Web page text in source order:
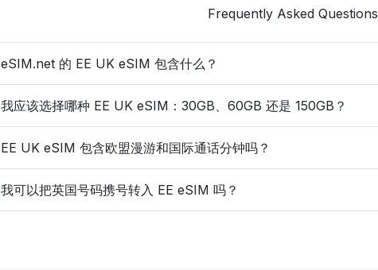
Frequently Asked Questions
eSIM.net 的 EE UK eSIM 包含什么？
我应该选择哪种 EE UK eSIM：30GB、60GB 还是 150GB？
EE UK eSIM 包含欧盟漫游和国际通话分钟吗？
我可以把英国号码携号转入 EE eSIM 吗？